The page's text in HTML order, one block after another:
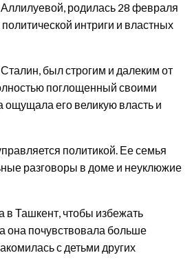
родилась 28 февраля
интриги и властных
был строгим и далеким от
поглощенный своими
ощущала его великую власть и
политикой. Ее семья
разговоры в доме и неуклюжие
в Ташкент, чтобы избежать
она почувствовала больше
с детьми других